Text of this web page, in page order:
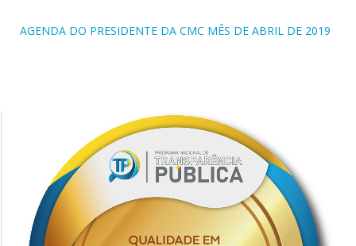
AGENDA DO PRESIDENTE DA CMC MÊS DE ABRIL DE 2019